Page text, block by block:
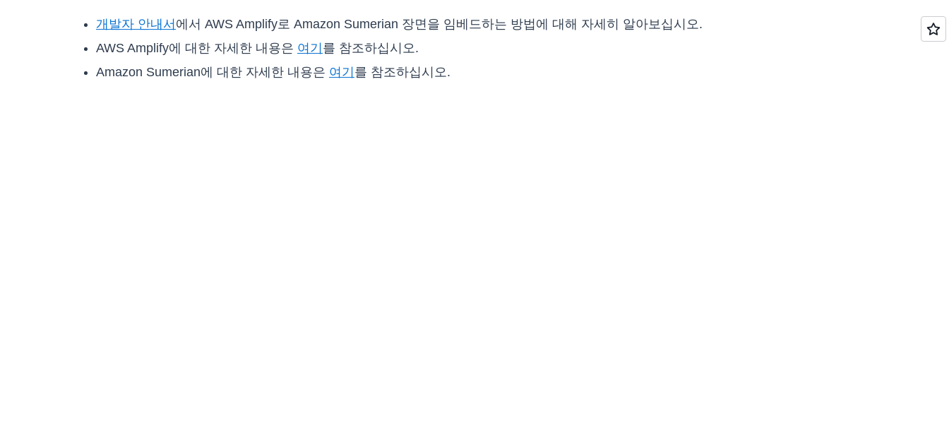
개발자 안내서 에서 AWS Amplify로 Amazon Sumerian 장면을 임베드하는 방법에 대해 자세히 알아보십시오.
AWS Amplify에 대한 자세한 내용은 여기 를 참조하십시오.
Amazon Sumerian에 대한 자세한 내용은 여기 를 참조하십시오.